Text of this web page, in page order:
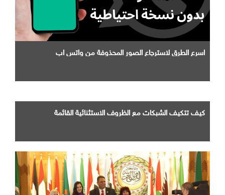
اسرع الطرق لاسترجاع الصور المحذوفة من واتس اب
كيف تتكيف الشبكات مع الظروف الاستثنائية القائمة